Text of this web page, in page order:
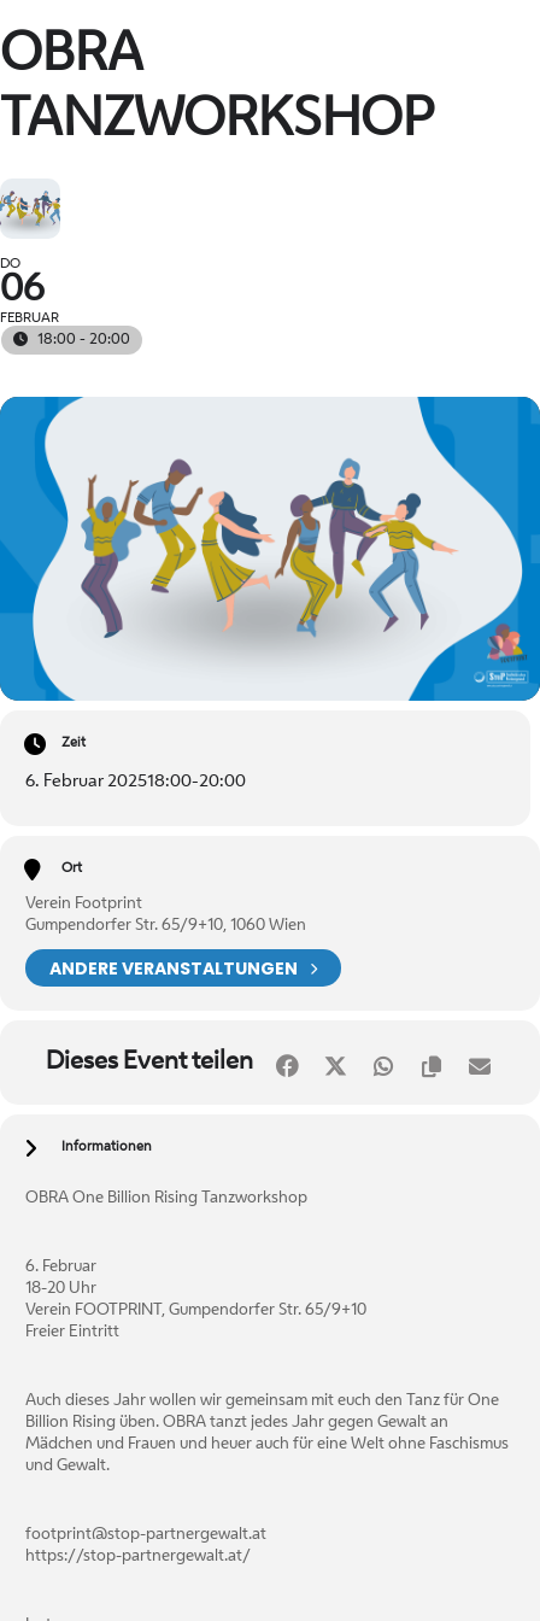
OBRA
TANZWORKSHOP
DO
06
FEBRUAR
18:00 - 20:00
Zeit
6. Februar 202518:00-20:00
Ort
Verein Footprint
Gumpendorfer Str. 65/9+10, 1060 Wien
ANDERE VERANSTALTUNGEN
Dieses Event teilen
Informationen
OBRA One Billion Rising Tanzworkshop
6. Februar
18-20 Uhr
Verein FOOTPRINT, Gumpendorfer Str. 65/9+10
Freier Eintritt
Auch dieses Jahr wollen wir gemeinsam mit euch den Tanz für One
Billion Rising üben. OBRA tanzt jedes Jahr gegen Gewalt an
Mädchen und Frauen und heuer auch für eine Welt ohne Faschismus
und Gewalt.
footprint@stop-partnergewalt.at
https://stop-partnergewalt.at/